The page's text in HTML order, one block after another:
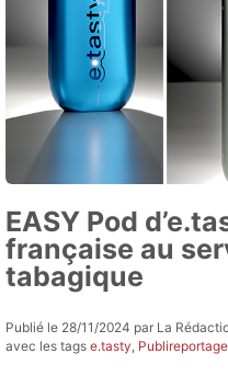
EASY Pod
française au
tabagique
Publié le 28/11/2024 par La
avec les tags e.tasty Publireportage